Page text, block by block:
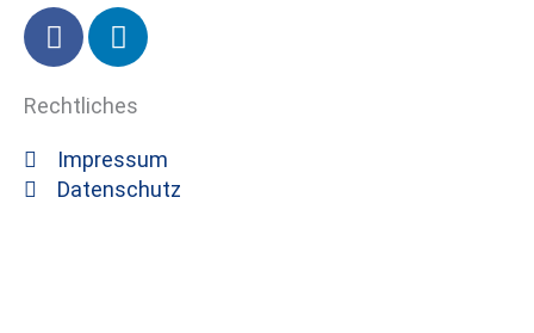
F
a
e
o
o
L
i
k
d
i
Rechtliches
Impressum
Datenschutz